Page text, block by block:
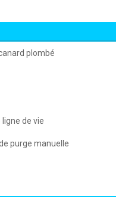
plombé
de vie
purge manuelle